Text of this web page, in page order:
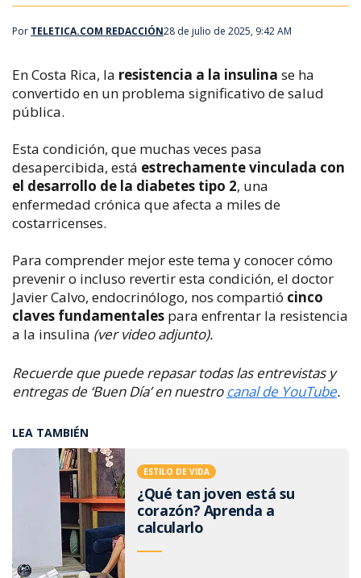
Por TELETICA.COM REDACCIÓN28 de julio de 2025, 9:42 AM
En Costa Rica, la resistencia a la insulina se ha
convertido en un problema significativo de salud
pública.
Esta condición, que muchas veces pasa
desapercibida, está estrechamente vinculada con
el desarrollo de la diabetes tipo 2, una
enfermedad crónica que afecta a miles de
costarricenses.
Para comprender mejor este tema y conocer cómo
prevenir o incluso revertir esta condición, el doctor
Javier Calvo, endocrinólogo, nos compartió cinco
claves fundamentales para enfrentar la resistencia
a la insulina (ver video adjunto).
Recuerde que puede repasar todas las entrevistas y
entregas de ‘Buen Día’ en nuestro canal de YouTube.
LEA TAMBIÉN
ESTILO DE VIDA
¿Qué tan joven está su
corazón? Aprenda a
calcularlo